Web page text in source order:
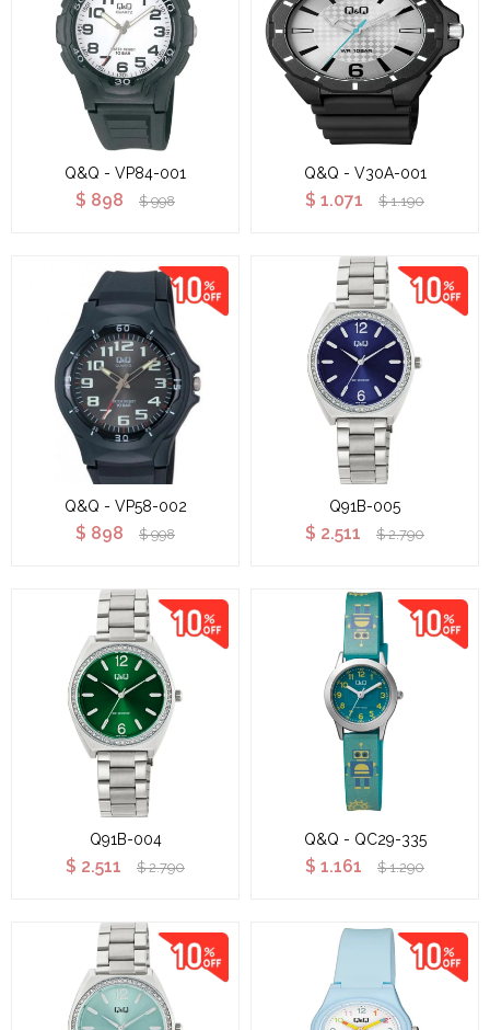
Q&Q - VP84-001
$ 898 $ 998
Q&Q - V30A-001
$ 1.071 $ 1.190
Q&Q - VP58-002
$ 898 $ 998
Q91B-005
$ 2.511 $ 2.790
Q91B-004
$ 2.511 $ 2.790
Q&Q - QC29-335
$ 1.161 $ 1.290